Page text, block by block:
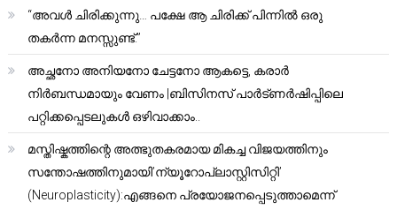
“അവൾ ചിരിക്കുന്നു… പക്ഷേ ആ ചിരിക്ക് പിന്നിൽ ഒരു
തകർന്ന മനസ്സുണ്ട്.”
അച്ഛനോ അനിയനോ ചേട്ടനോ ആകട്ടെ, കരാർ
നിർബന്ധമായും വേണം |ബിസിനസ് പാർട്ണർഷിപ്പിലെ
പറ്റിക്കപ്പെടലുകൾ ഒഴിവാക്കാം..
മസ്തിഷ്കത്തിന്റെ അത്ഭുതകരമായ മികച്ച വിജയത്തിനും
സന്തോഷത്തിനുമായി’ന്യൂറോപ്ലാസ്റ്റിസിറ്റി’
(Neuroplasticity):എങ്ങനെ പ്രയോജനപ്പെടുത്താമെന്ന്